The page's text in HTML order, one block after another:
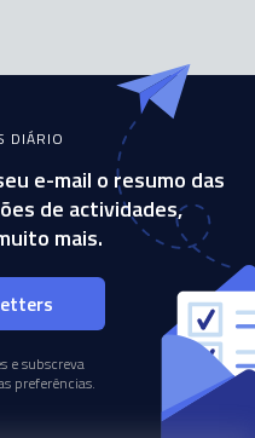
DIÁRIO
e-mail o resumo das
de actividades,
mais.
e subscreva
preferências.